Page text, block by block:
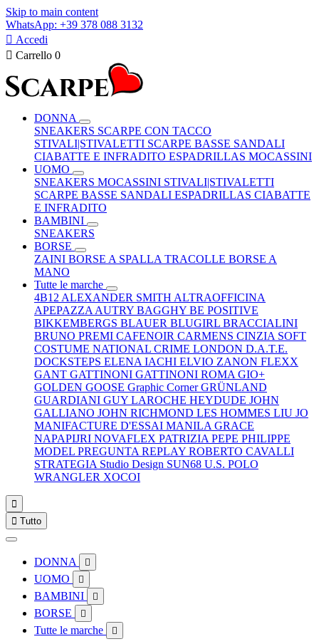
Skip to main content
WhatsApp: +39 378 088 3132
 Accedi
 Carrello 0
DONNA
SNEAKERS SCARPE CON TACCO
STIVALI|STIVALETTI SCARPE BASSE SANDALI
CIABATTE E INFRADITO ESPADRILLAS MOCASSINI
UOMO
SNEAKERS MOCASSINI STIVALI|STIVALETTI
SCARPE BASSE SANDALI ESPADRILLAS CIABATTE
E INFRADITO
BAMBINI
SNEAKERS
BORSE
ZAINI BORSE A SPALLA TRACOLLE BORSE A
MANO
Tutte le marche
4B12 ALEXANDER SMITH ALTRAOFFICINA
APEPAZZA AUTRY BAGGHY BE POSITIVE
BIKKEMBERGS BLAUER BLUGIRL BRACCIALINI
BRUNO PREMI CAFENOIR CARMENS CINZIA SOFT
COSTUME NATIONAL CRIME LONDON D.A.T.E.
DOCKSTEPS ELENA IACHI ELVIO ZANON FLEXX
GANT GATTINONI GATTINONI ROMA GIO+
GOLDEN GOOSE Graphic CornerGRÜNLAND
GUARDIANI GUY LAROCHE HEYDUDE JOHN
GALLIANO JOHN RICHMOND LES HOMMES LIU JO
MANIFACTURE D'ESSAI MANILA GRACE
NAPAPIJRI NOVAFLEX PATRIZIA PEPE PHILIPPE
MODEL PREGUNTA REPLAY ROBERTO CAVALLI
STRATEGIA Studio Design SUN68 U.S. POLO
WRANGLER XOCOI

 Tutto
DONNA 
UOMO 
BAMBINI 
BORSE 
Tutte le marche 